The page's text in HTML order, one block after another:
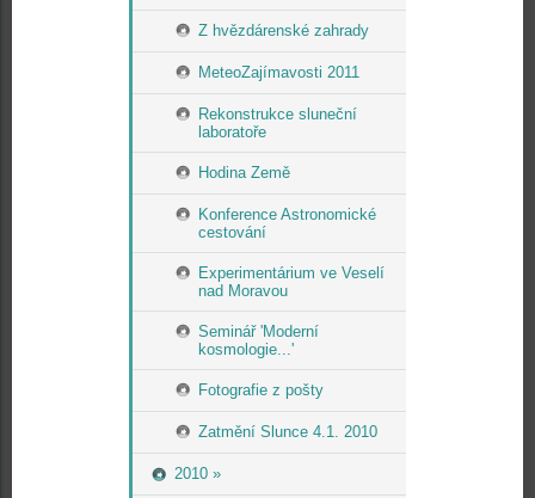
Z hvězdárenské zahrady
MeteoZajímavosti 2011
Rekonstrukce sluneční
laboratoře
Hodina Země
Konference Astronomické
cestování
Experimentárium ve Veselí
nad Moravou
Seminář 'Moderní
kosmologie...'
Fotografie z pošty
Zatmění Slunce 4.1. 2010
2010 »